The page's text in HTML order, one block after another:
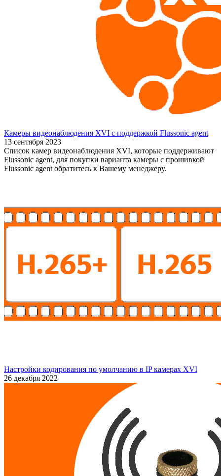
Камеры видеонаблюдения XVI с поддержкой Flussonic agent
13 сентября 2023
Список камер видеонаблюдения XVI, которые поддерживают
Flussonic agent, для покупки варианта камеры с прошивкой
Flussonic agent обратитесь к Вашему менеджеру.
Настройки кодирования по умолчанию в IP камерах XVI
26 декабря 2022